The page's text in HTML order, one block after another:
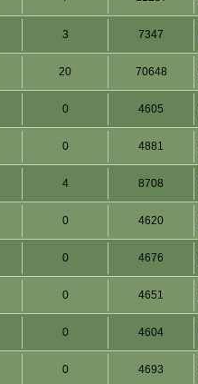
3 7347
20 70648
0 4605
0 4881
4 8708
0 4620
0 4676
0 4651
0 4604
0 4693